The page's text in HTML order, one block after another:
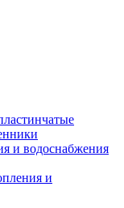
и водоснабжения
и